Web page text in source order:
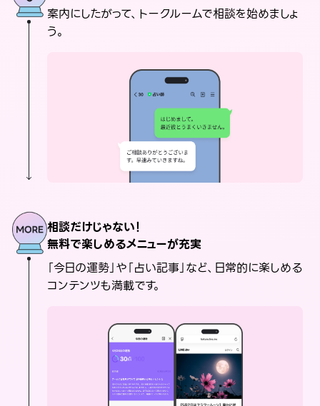
案内にしたがって、トークルームで相談を始めましょ
う。
相談だけじゃない！
無料で楽しめるメニューが充実
「今日の運勢」や「占い記事」など、日常的に楽しめる
コンテンツも満載です。